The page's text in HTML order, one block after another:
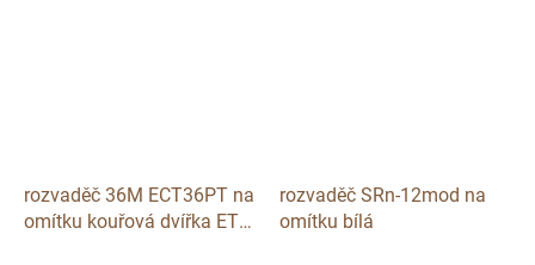
rozvaděč 36M ECT36PT na
omítku kouřová dvířka ETI
rozvaděč SRn-12mod na
omítku bílá